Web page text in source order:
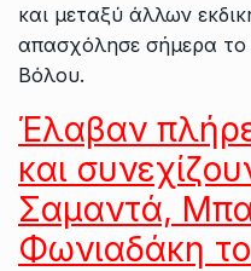
και μεταξύ άλλων
απασχόλησε σήμερα το
Βόλου.
Έλαβαν
και
Σαμαντά,
Φωνιαδάκη